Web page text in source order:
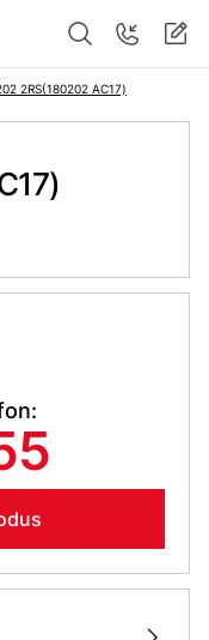
2RS(180202 АС17)